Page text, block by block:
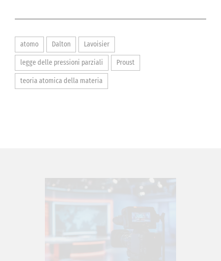
atomo Dalton Lavoisier
legge delle pressioni parziali Proust
teoria atomica della materia